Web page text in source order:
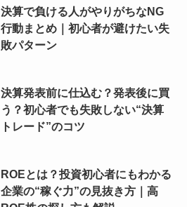
決算で負ける人がやりがちなNG
行動まとめ｜初心者が避けたい失
敗パターン
決算発表前に仕込む？発表後に買
う？初心者でも失敗しない“決算
トレード”のコツ
ROEとは？投資初心者にもわかる
企業の“稼ぐ力”の見抜き方｜高